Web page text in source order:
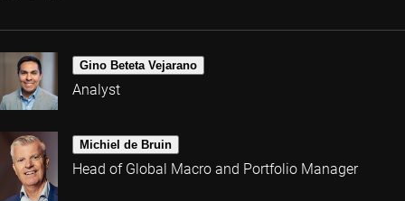
Gino Beteta Vejarano
Analyst
Michiel de Bruin
Head of Global Macro and Portfolio Manager